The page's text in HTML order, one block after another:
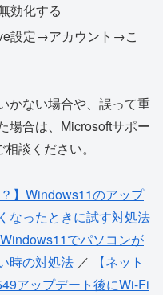
効化する
設定→アカウント→こ
かない場合や、誤って重
場合は、Microsoftサポー
談ください。
】Windows11のアップ
なったときに試す対処法
でパソコンが
時の対処法 ／
【ネット
アップデート後にWi-Fi